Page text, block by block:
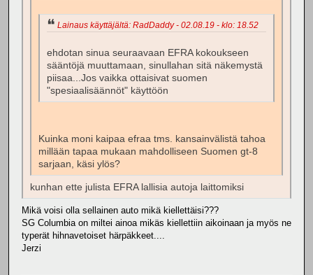
Lainaus käyttäjältä: RadDaddy - 02.08.19 - klo: 18.52
ehdotan sinua seuraavaan EFRA kokoukseen
sääntöjä muuttamaan, sinullahan sitä näkemystä
piisaa...Jos vaikka ottaisivat suomen
"spesiaalisäännöt" käyttöön
Kuinka moni kaipaa efraa tms. kansainvälistä tahoa
millään tapaa mukaan mahdolliseen Suomen gt-8
sarjaan, käsi ylös?
kunhan ette julista EFRA lallisia autoja laittomiksi
Mikä voisi olla sellainen auto mikä kiellettäisi???
SG Columbia on miltei ainoa mikäs kiellettiin aikoinaan ja myös ne
typerät hihnavetoiset härpäkkeet....
Jerzi